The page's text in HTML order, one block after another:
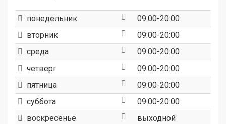
понедельник
09:00-20:00
вторник
09:00-20:00
среда
09:00-20:00
четверг
09:00-20:00
пятница
09:00-20:00
суббота
09:00-20:00
воскресенье
выходной